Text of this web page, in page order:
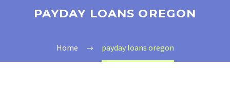
PAYDAY LOANS OREGON
Home payday loans oregon